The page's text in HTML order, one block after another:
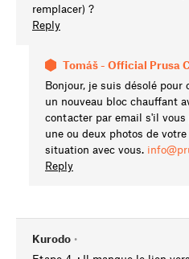
remplacer) ?
Reply
Tomáš - Official Prusa
Bonjour, je suis désolé
un nouveau bloc chauffant
contacter par email s'il
une ou deux photos de
situation avec vous.
Reply
Kurodo •